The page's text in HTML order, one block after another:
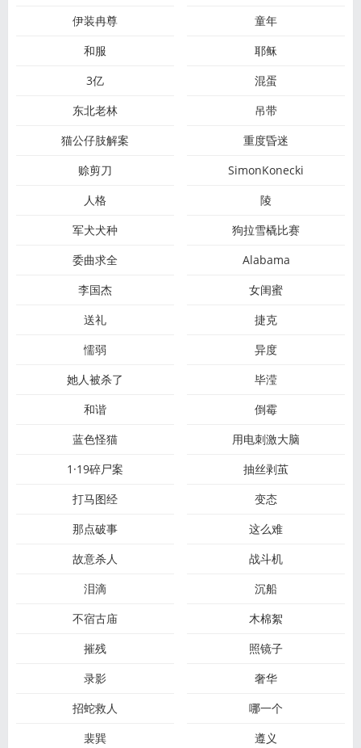
伊装冉尊
童年
和服
耶稣
3亿
混蛋
东北老林
吊带
猫公仔肢解案
重度昏迷
赊剪刀
SimonKonecki
人格
陵
军犬犬种
狗拉雪橇比赛
委曲求全
Alabama
李国杰
女闺蜜
送礼
捷克
懦弱
异度
她人被杀了
毕滢
和谐
倒霉
蓝色怪猫
用电刺激大脑
1·19碎尸案
抽丝剥茧
打马图经
变态
那点破事
这么难
故意杀人
战斗机
泪滴
沉船
不宿古庙
木棉絮
摧残
照镜子
录影
奢华
招蛇救人
哪一个
裴巽
遵义